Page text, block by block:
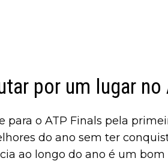
por um lugar no
o ATP Finals pela
do ano sem ter
ao longo do ano é um